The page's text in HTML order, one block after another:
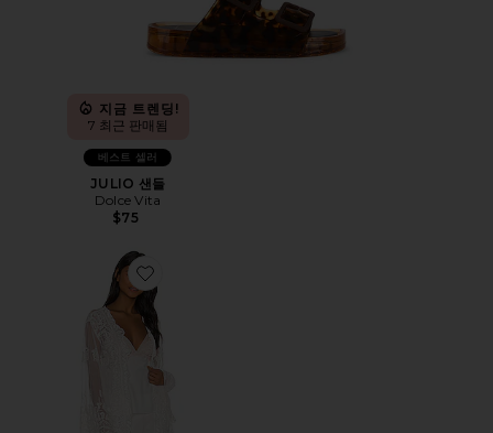
지금 트렌딩!
7 최근 판매됨
베스트 셀러
JULIO 샌들
Dolce Vita
$75
Favorite MADONNA 로브